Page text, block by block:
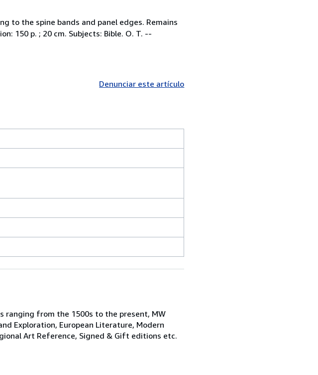
to the spine bands and panel edges. Remains
150 p. ; 20 cm. Subjects: Bible. O. T. --
Denunciar este artículo
ranging from the 1500s to the present, MW
Exploration, European Literature, Modern
Art Reference, Signed & Gift editions etc.